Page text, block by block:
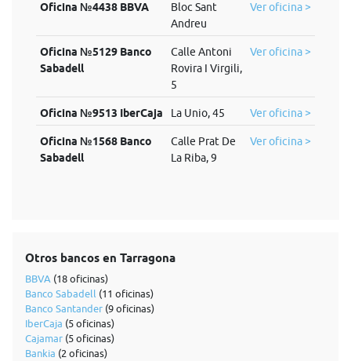
Oficina №4438 BBVA
Bloc Sant
Andreu
Ver oficina >
Oficina №5129 Banco
Sabadell
Calle Antoni
Rovira I Virgili,
5
Ver oficina >
Oficina №9513 IberCaja La Unio, 45 Ver oficina >
Oficina №1568 Banco
Sabadell
Calle Prat De
La Riba, 9
Ver oficina >
Otros bancos en Tarragona
BBVA (18 oficinas)
Banco Sabadell (11 oficinas)
Banco Santander (9 oficinas)
IberCaja (5 oficinas)
Cajamar (5 oficinas)
Bankia (2 oficinas)